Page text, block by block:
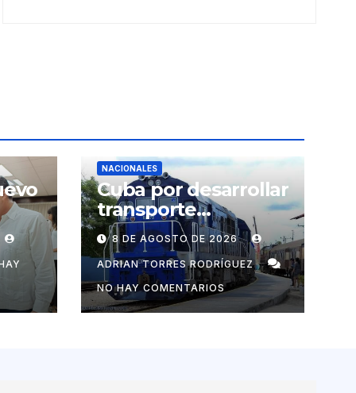
NACIONALES
Cuba por desarrollar
transporte
ferroviario junto con
Rusia
8 DE AGOSTO DE 2026
ADRIAN TORRES RODRÍGUEZ
NO HAY COMENTARIOS